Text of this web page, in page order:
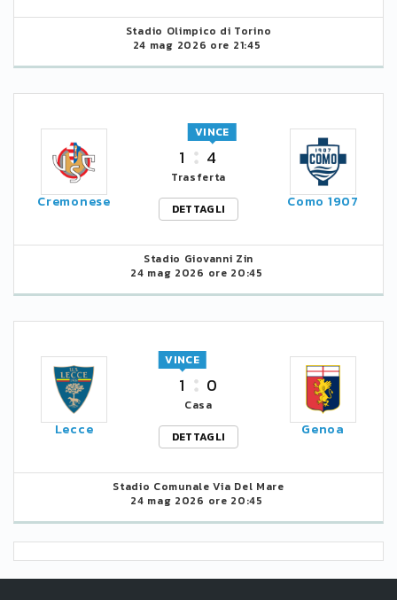
Stadio Olimpico di Torino
24 mag 2026 ore 21:45
Cremonese
1 4
VINCE
Trasferta
DETTAGLI
Como 1907
Stadio Giovanni Zin
24 mag 2026 ore 20:45
Lecce
1
VINCE
0
Casa
DETTAGLI
Genoa
Stadio Comunale Via Del Mare
24 mag 2026 ore 20:45